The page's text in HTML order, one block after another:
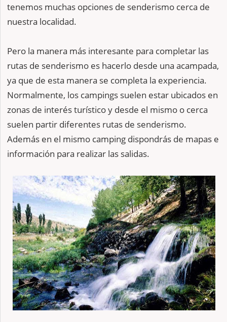
tenemos muchas opciones de senderismo cerca de
nuestra localidad.
Pero la manera más interesante para completar las
rutas de senderismo es hacerlo desde una acampada,
ya que de esta manera se completa la experiencia.
Normalmente, los campings suelen estar ubicados en
zonas de interés turístico y desde el mismo o cerca
suelen partir diferentes rutas de senderismo.
Además en el mismo camping dispondrás de mapas e
información para realizar las salidas.